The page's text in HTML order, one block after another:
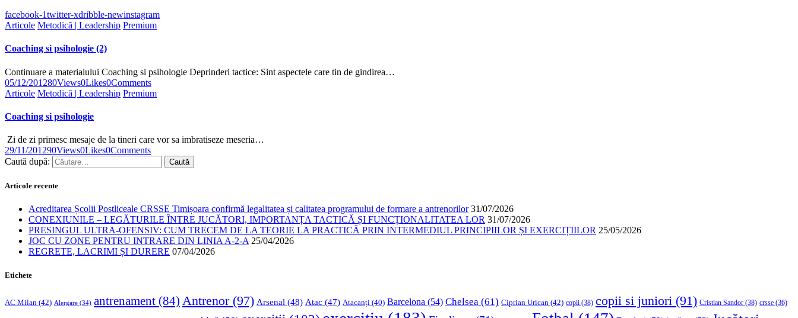
facebook-1twitter-xdribble-newinstagram
Articole Metodică | Leadership Premium
Coaching si psihologie (2)
Continuare a materialului Coaching si psihologie Deprinderi tactice: Sint aspectele care tin de gindirea…
05/12/201280Views0Likes0Comments
Articole Metodică | Leadership Premium
Coaching si psihologie
Zi de zi primesc mesaje de la tineri care vor sa imbratiseze meseria…
29/11/201290Views0Likes0Comments
Caută după:
Articole recente
Acreditarea Școlii Postliceale CRSSE Timișoara confirmă legalitatea și calitatea programului de formare a antrenorilor 31/07/2026
CONEXIUNILE – LEGĂTURILE ÎNTRE JUCĂTORI, IMPORTANȚA TACTICĂ ȘI FUNCȚIONALITATEA LOR 31/07/2026
PRESINGUL ULTRA-OFENSIV: CUM TRECEM DE LA TEORIE LA PRACTICĂ PRIN INTERMEDIUL PRINCIPIILOR ȘI EXERCIȚIILOR 25/05/2026
JOC CU ZONE PENTRU INTRARE DIN LINIA A-2-A 25/04/2026
REGRETE, LACRIMI ȘI DURERE 07/04/2026
Etichete
AC Milan (42) Alergare (34) antrenament (84) Antrenor(97) Arsenal (48) Atac (47) Atacanți (40) Barcelona (54) Chelsea (61) Ciprian Urican (42) copii (38) copii si juniori (91) Cristian Sandor (38) crsse (36)